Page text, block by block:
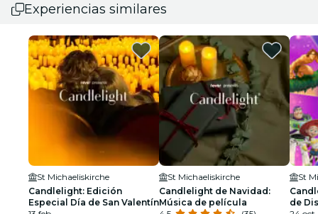
Experiencias similares
St Michaeliskirche
Candlelight: Edición
Especial Día de San Valentín
St Michaeliskirche
Candlelight de Navidad:
Música de película
St
de